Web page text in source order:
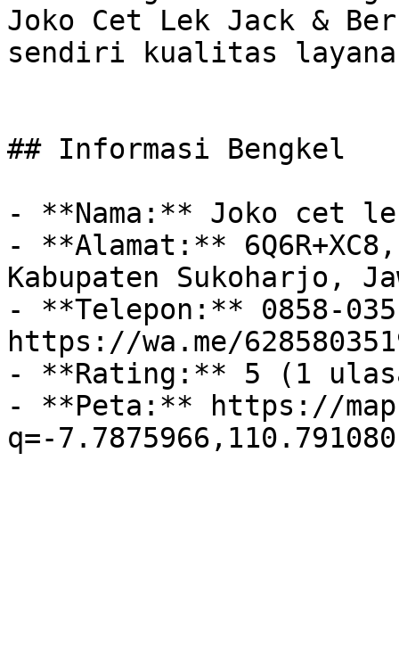
Joko Cet Lek Jack &
sendiri kualitas
## Informasi Bengkel
- **Nama:** Joko cet
- **Alamat:**
Kabupaten Sukoharjo,
- **Telepon:** 0858-
https://wa.me/
- **Rating:** 5 (1
- **Peta:** https://